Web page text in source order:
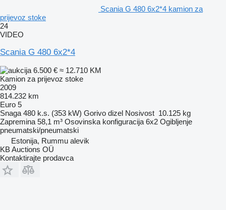
Scania G 480 6x2*4 kamion za
prijevoz stoke
24
VIDEO
Scania G 480 6x2*4
6.500 € ≈ 12.710 KM
Kamion za prijevoz stoke
2009
814.232 km
Euro 5
Snaga 480 k.s. (353 kW) Gorivo dizel Nosivost 10.125 kg
Zapremina 58,1 m³ Osovinska konfiguracija 6x2 Ogibljenje
pneumatski/pneumatski
Estonija, Rummu alevik
KB Auctions OÜ
Kontaktirajte prodavca